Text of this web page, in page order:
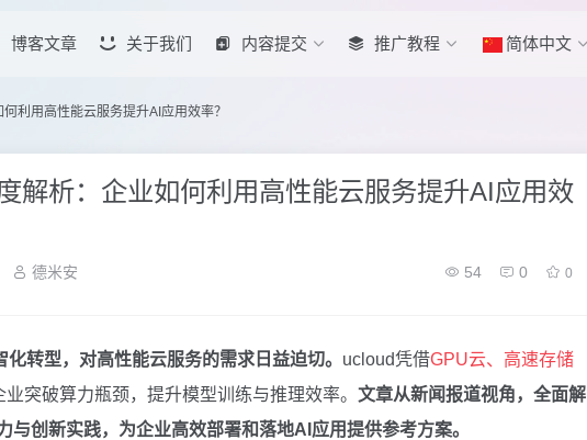
博客文章 关于我们 内容提交 推广教程 简体中文
利用高性能云服务提升AI应用效率？
解析：企业如何利用高性能云服务提升AI应用效
德米安 54 0 0
转型，对高性能云服务的需求日益迫切。 ucloud凭借GPU云、高速存储
业突破算力瓶颈，提升模型训练与推理效率。 文章从新闻报道视角，全面解
创新实践，为企业高效部署和落地AI应用提供参考方案。